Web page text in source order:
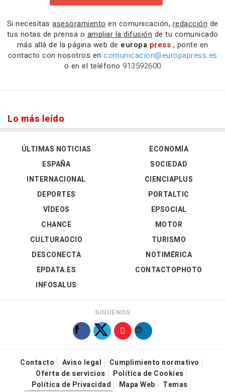
Si necesitas asesoramiento en comunicación, redacción de
tus notas de prensa o ampliar la difusión de tu comunicado
más allá de la página web de europa press , ponte en
contacto con nosotros en comunicacion@europapress.es
o en el teléfono 913592600
Lo más leído
ÚLTIMAS NOTICIAS
ESPAÑA
INTERNACIONAL
DEPORTES
VÍDEOS
ECONOMÍA
SOCIEDAD
CIENCIAPLUS
PORTALTIC
EPSOCIAL
CHANCE
CULTURAOCIO
DESCONECTA
EPDATA.ES
INFOSALUS
MOTOR
TURISMO
NOTIMÉRICA
CONTACTOPHOTO
SÍGUENOS
Contacto Aviso legal
Cumplimiento normativo
Oferta de servicios
Política de Cookies
Política de Privacidad
Mapa Web
Temas